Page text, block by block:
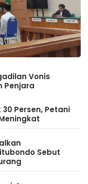
Vonis
Penjara
Persen, Petani
Sebut